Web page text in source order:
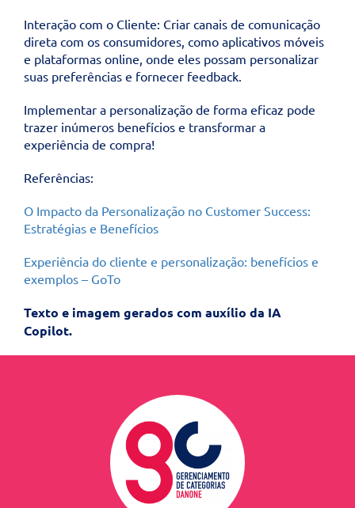
Interação com o Cliente: Criar canais de comunicação
direta com os consumidores, como aplicativos móveis
e plataformas online, onde eles possam personalizar
suas preferências e fornecer feedback.
Implementar a personalização de forma eficaz pode
trazer inúmeros benefícios e transformar a
experiência de compra!
Referências:
O Impacto da Personalização no Customer Success:
Estratégias e Benefícios
Experiência do cliente e personalização: benefícios e
exemplos – GoTo
Texto e imagem gerados com auxílio da IA
Copilot.